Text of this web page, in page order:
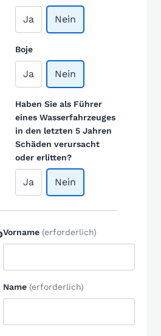
Ja Nein
Boje
Ja Nein
Haben Sie als Führer
eines Wasserfahrzeuges
in den letzten 5 Jahren
Schäden verursacht
oder erlitten?
Ja Nein
Vorname (erforderlich)
Name (erforderlich)